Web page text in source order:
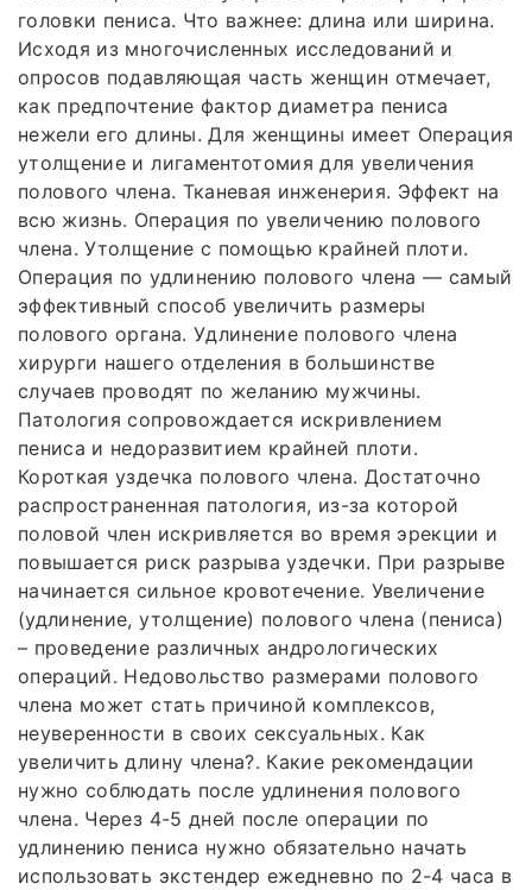
головки пениса. Что важнее: длина или ширина.
Исходя из многочисленных исследований и
опросов подавляющая часть женщин отмечает,
как предпочтение фактор диаметра пениса
нежели его длины. Для женщины имеет Операция
утолщение и лигаментотомия для увеличения
полового члена. Тканевая инженерия. Эффект на
всю жизнь. Операция по увеличению полового
члена. Утолщение с помощью крайней плоти.
Операция по удлинению полового члена — самый
эффективный способ увеличить размеры
полового органа. Удлинение полового члена
хирурги нашего отделения в большинстве
случаев проводят по желанию мужчины.
Патология сопровождается искривлением
пениса и недоразвитием крайней плоти.
Короткая уздечка полового члена. Достаточно
распространенная патология, из-за которой
половой член искривляется во время эрекции и
повышается риск разрыва уздечки. При разрыве
начинается сильное кровотечение. Увеличение
(удлинение, утолщение) полового члена (пениса)
– проведение различных андрологических
операций. Недовольство размерами полового
члена может стать причиной комплексов,
неуверенности в своих сексуальных. Как
увеличить длину члена?. Какие рекомендации
нужно соблюдать после удлинения полового
члена. Через 4-5 дней после операции по
удлинению пениса нужно обязательно начать
использовать экстендер ежедневно по 2-4 часа в